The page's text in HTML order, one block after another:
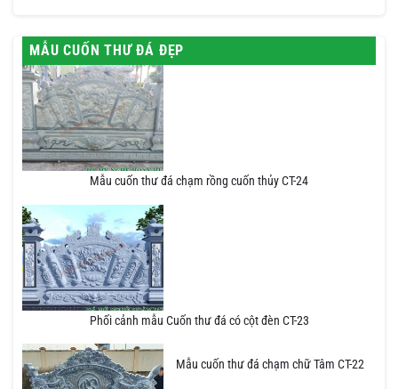
MẪU CUỐN THƯ ĐÁ ĐẸP
Mẫu cuốn thư đá chạm rồng cuốn thủy CT-24
Phối cảnh mẫu Cuốn thư đá có cột đèn CT-23
Mẫu cuốn thư đá chạm chữ Tâm CT-22